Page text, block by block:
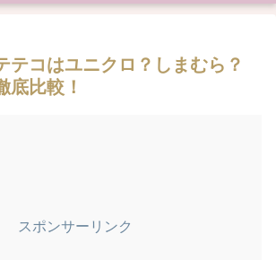
テコはユニクロ？しまむら？
底比較！
スポンサーリンク